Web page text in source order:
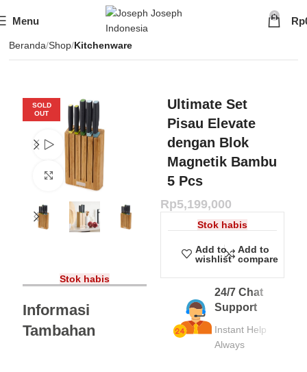
Menu 0 Rp
Beranda Shop Kitchenware
SOLD
OUT
Watch video
Click to enlarge
Stok habis
Informasi
Tambahan
Ultimate Set
Pisau Elevate
dengan Blok
Magnetik Bambu
5 Pcs
Rp5,199,000
Stok habis
Add to
wishlist
Add to
compare
24/7 Chat
Support
Instant Help
Always